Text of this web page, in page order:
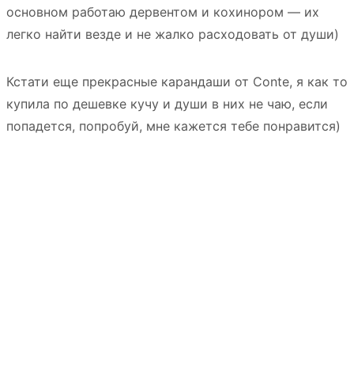
основном работаю дервентом и кохинором — их
легко найти везде и не жалко расходовать от души)
Кстати еще прекрасные карандаши от Conte, я как то
купила по дешевке кучу и души в них не чаю, если
попадется, попробуй, мне кажется тебе понравится)